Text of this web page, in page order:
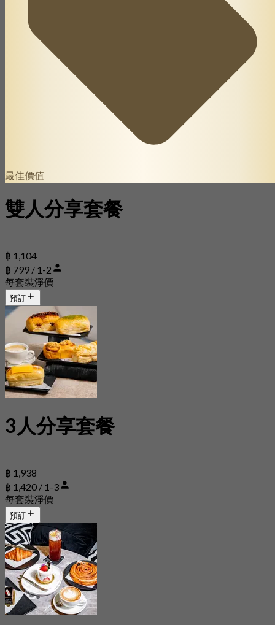
最佳價值
雙人分享套餐
฿ 1,104
฿ 799 / 1-2
每套裝淨價
預訂
3人分享套餐
฿ 1,938
฿ 1,420 / 1-3
每套裝淨價
預訂